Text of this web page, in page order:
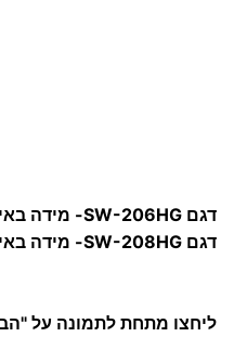
דגם SW-206HG-
מידה
דגם SW-208HG-
מידה
ליחצו מתחת לתמונה על